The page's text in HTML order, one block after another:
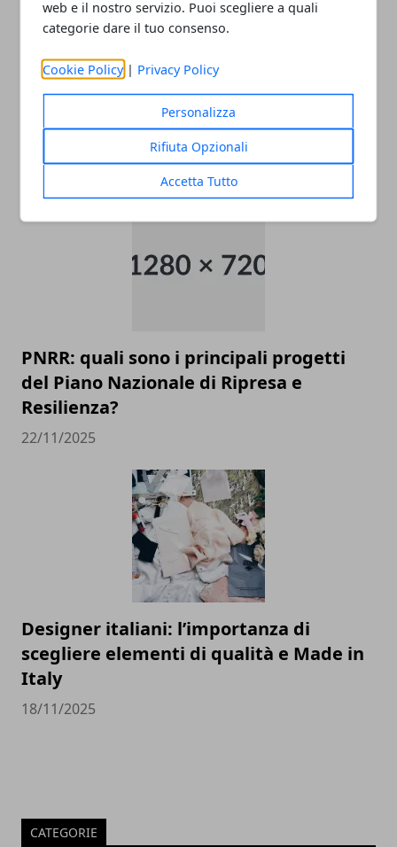
web e il nostro servizio. Puoi scegliere a quali
categorie dare il tuo consenso.
Cookie Policy | Privacy Policy
Personalizza
Rifiuta Opzionali
Accetta Tutto
Come raggiungere l’aeroporto di
Malpensa
22/11/2025
PNRR: quali sono i principali progetti
del Piano Nazionale di Ripresa e
Resilienza?
22/11/2025
Designer italiani: l’importanza di
scegliere elementi di qualità e Made in
Italy
18/11/2025
CATEGORIE